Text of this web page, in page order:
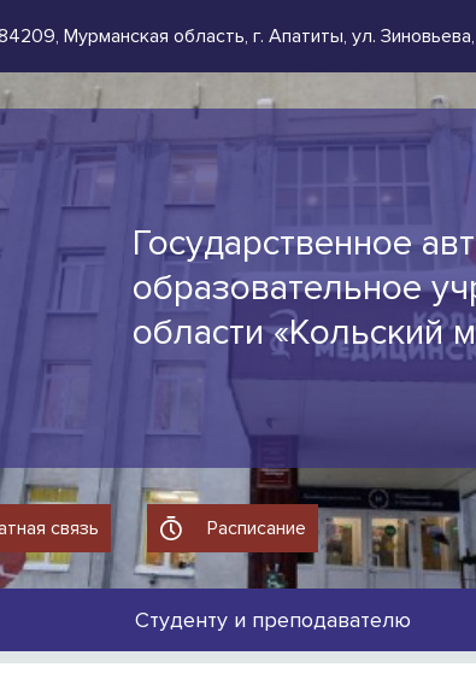
Мурманская область, г. Апатиты, ул.
Государственное
образовательное
области «Кольский
связь Расписание
Студенту и преподавателю